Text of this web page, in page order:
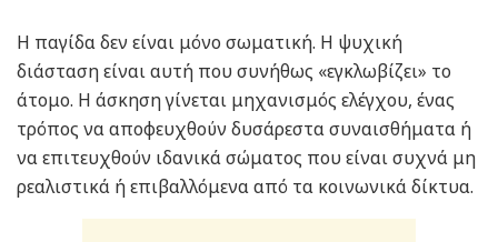
Η παγίδα δεν είναι μόνο σωματική. Η ψυχική
διάσταση είναι αυτή που συνήθως «εγκλωβίζει» το
άτομο. Η άσκηση γίνεται μηχανισμός ελέγχου, ένας
τρόπος να αποφευχθούν δυσάρεστα συναισθήματα ή
να επιτευχθούν ιδανικά σώματος που είναι συχνά μη
ρεαλιστικά ή επιβαλλόμενα από τα κοινωνικά δίκτυα.